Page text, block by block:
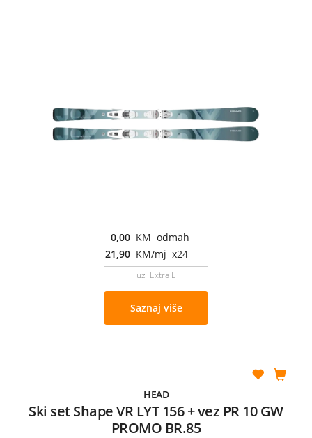
0,00 KM odmah
21,90 KM/mj x24
uz Extra L
Saznaj više
HEAD
Ski set Shape VR LYT 156 + vez PR 10 GW
PROMO BR.85